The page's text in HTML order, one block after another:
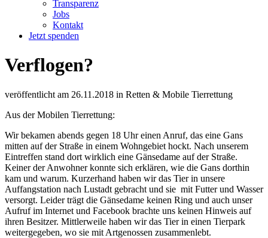
Transparenz
Jobs
Kontakt
Jetzt spenden
Verflogen?
veröffentlicht am 26.11.2018 in Retten & Mobile Tierrettung
Aus der Mobilen Tierrettung:
Wir bekamen abends gegen 18 Uhr einen Anruf, das eine Gans
mitten auf der Straße in einem Wohngebiet hockt. Nach unserem
Eintreffen stand dort wirklich eine Gänsedame auf der Straße.
Keiner der Anwohner konnte sich erklären, wie die Gans dorthin
kam und warum. Kurzerhand haben wir das Tier in unsere
Auffangstation nach Lustadt gebracht und sie mit Futter und Wasser
versorgt. Leider trägt die Gänsedame keinen Ring und auch unser
Aufruf im Internet und Facebook brachte uns keinen Hinweis auf
ihren Besitzer. Mittlerweile haben wir das Tier in einen Tierpark
weitergegeben, wo sie mit Artgenossen zusammenlebt.